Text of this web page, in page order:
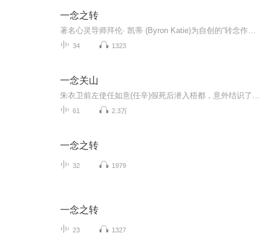
一念之转
34 1323
一念关山
61 2.3万
一念之转
32 1979
一念之转
23 1327